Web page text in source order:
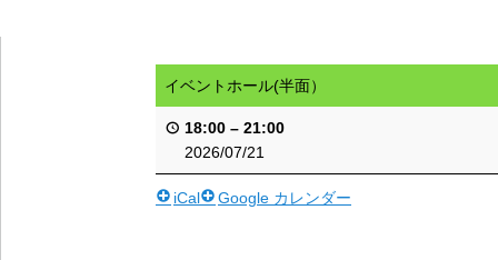
イベントホール(半面）
18:00 – 21:00
2026/07/21
iCal Google カレンダー